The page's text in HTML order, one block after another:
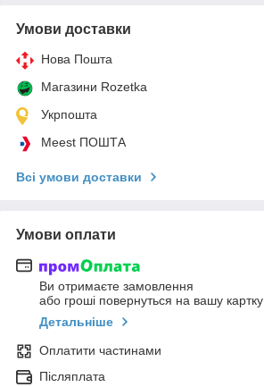
Умови доставки
Нова Пошта
Магазини Rozetka
Укрпошта
Meest ПОШТА
Всі умови доставки
Умови оплати
Ви отримаєте замовлення
або гроші повернуться на вашу картку
Детальніше
Оплатити частинами
Післяплата